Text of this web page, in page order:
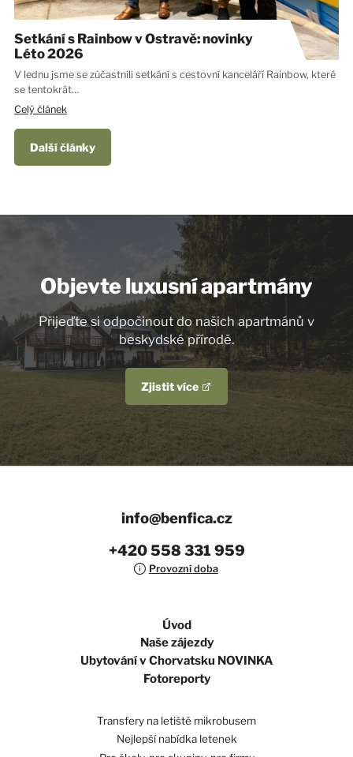
Setkání s Rainbow v Ostravě: novinky
Léto 2026
V lednu jsme se zúčastnili setkání s cestovní kanceláří Rainbow, které
se tentokrát…
Celý článek
Další články
Objevte luxusní apartmány
Přijeďte si odpočinout do našich apartmánů v
beskydské přírodě.
Zjistit více
info@benfica.cz
+420 558 331 959
Provozní doba
Úvod
Naše zájezdy
Ubytování v Chorvatsku NOVINKA
Fotoreporty
Transfery na letiště mikrobusem
Nejlepší nabídka letenek